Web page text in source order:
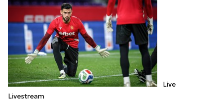
Live
Livestream